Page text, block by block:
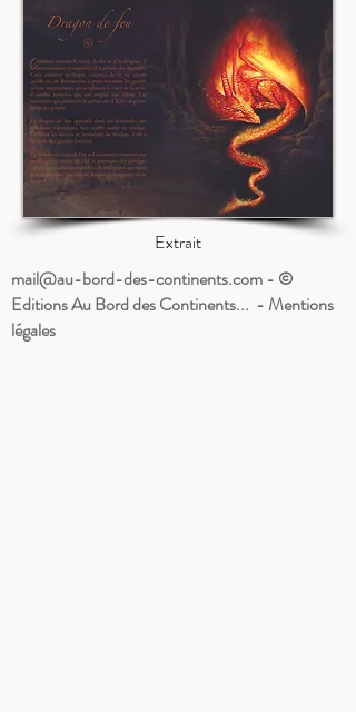
Extrait
mail@au-bord-des-continents.com - ©
Editions Au Bord des Continents... - Mentions
légales